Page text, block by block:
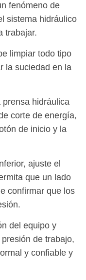
fenómeno de
sistema hidráulico
trabajar.
limpiar todo tipo
la suciedad en la
hidráulica
corte de energía,
de inicio y la
ajuste el
que un lado
confirmar que los
del equipo y
de trabajo,
y confiable y